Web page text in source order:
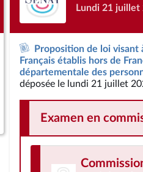
Lundi 21 juillet
Proposition de loi visant
Français établis hors de
départementale des
déposée le lundi 21 juillet
Examen en